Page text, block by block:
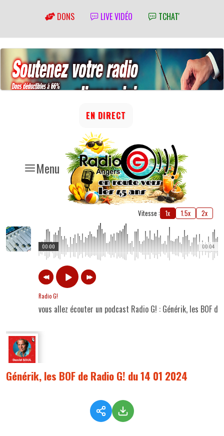
DONS LIVE VIDÉO TCHAT'
Menu
EN DIRECT
Vitesse : 1x 1.5x 2x
00:04
00:00
Radio G!
vous allez écouter un podcast Radio G! : Générik, les BOF
Générik, les BOF de Radio G! du 14 01 2024